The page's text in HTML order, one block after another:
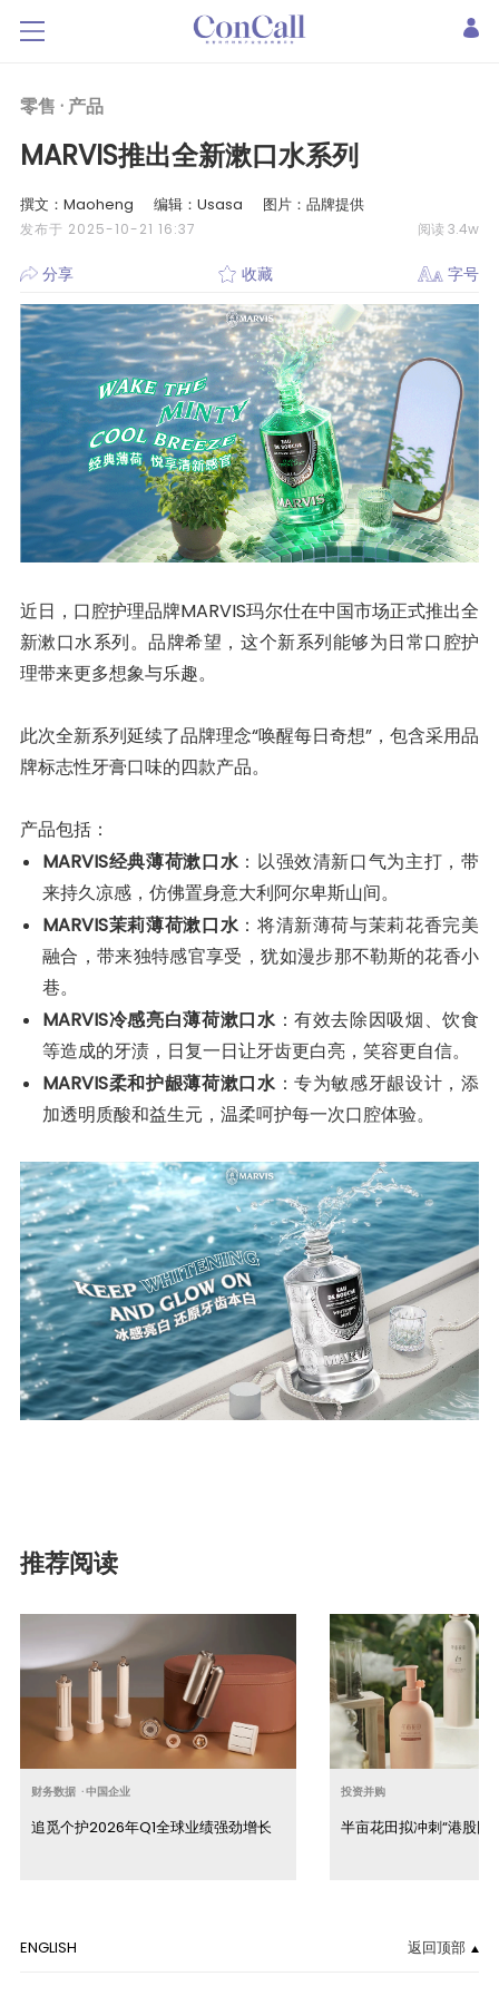
零售 ·产品
MARVIS推出全新漱口水系列
撰文：Maoheng 编辑：Usasa 图片：品牌提供
发布于 2025-10-21 16:37 阅读 3.4w
分享 收藏 字号
近日，口腔护理品牌MARVIS玛尔仕在中国市场正式推出全
新漱口水系列。品牌希望，这个新系列能够为日常口腔护
理带来更多想象与乐趣。
此次全新系列延续了品牌理念“唤醒每日奇想”，包含采用品
牌标志性牙膏口味的四款产品。
产品包括：
MARVIS经典薄荷漱口水 ：以强效清新口气为主打，带
来持久凉感，仿佛置身意大利阿尔卑斯山间。
MARVIS茉莉薄荷漱口水 ：将清新薄荷与茉莉花香完美
融合，带来独特感官享受，犹如漫步那不勒斯的花香小
巷。
MARVIS冷感亮白薄荷漱口水 ：有效去除因吸烟、饮食
等造成的牙渍，日复一日让牙齿更白亮，笑容更自信。
MARVIS柔和护龈薄荷漱口水 ：专为敏感牙龈设计，添
加透明质酸和益生元，温柔呵护每一次口腔体验。
推荐阅读
财务数据 ·中国企业
追觅个护2026年Q1全球业绩强劲增长
投资并购
半亩花田拟冲刺“港股国
ENGLISH 返回顶部